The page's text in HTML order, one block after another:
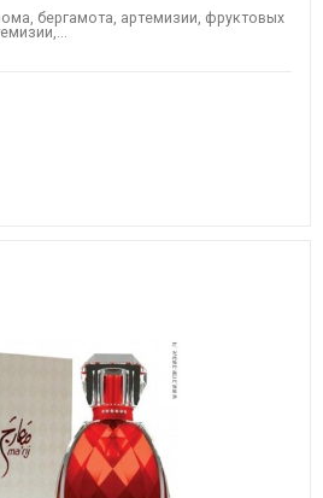
бергамота, артемизии, фруктовых